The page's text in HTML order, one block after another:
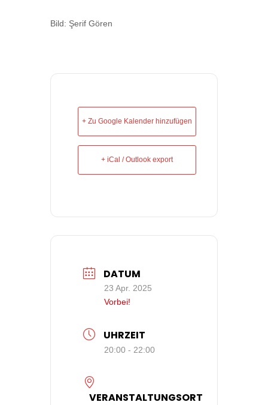
Bild: Şerif Gören
+ Zu Google Kalender hinzufügen
+ iCal / Outlook export
DATUM
23 Apr. 2025
Vorbei!
UHRZEIT
20:00 - 22:00
VERANSTALTUNGSORT